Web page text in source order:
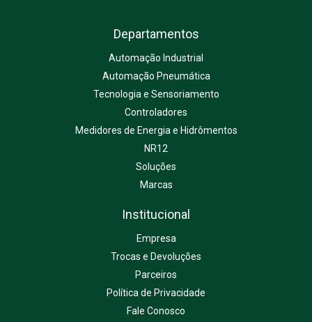
Departamentos
Automação Industrial
Automação Pneumática
Tecnologia e Sensoriamento
Controladores
Medidores de Energia e Hidrômentos
NR12
Soluções
Marcas
Institucional
Empresa
Trocas e Devoluções
Parceiros
Política de Privacidade
Fale Conosco